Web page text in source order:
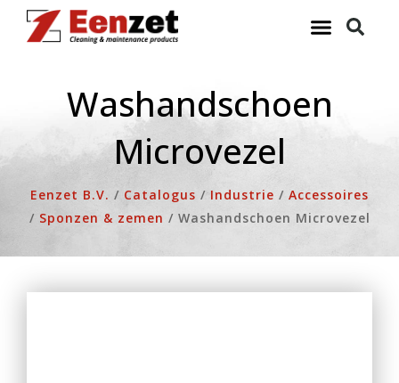
naar
Washandschoen
Microvezel
Eenzet B.V. / Catalogus /Industrie / Accessoires
/ Sponzen & zemen / Washandschoen Microvezel